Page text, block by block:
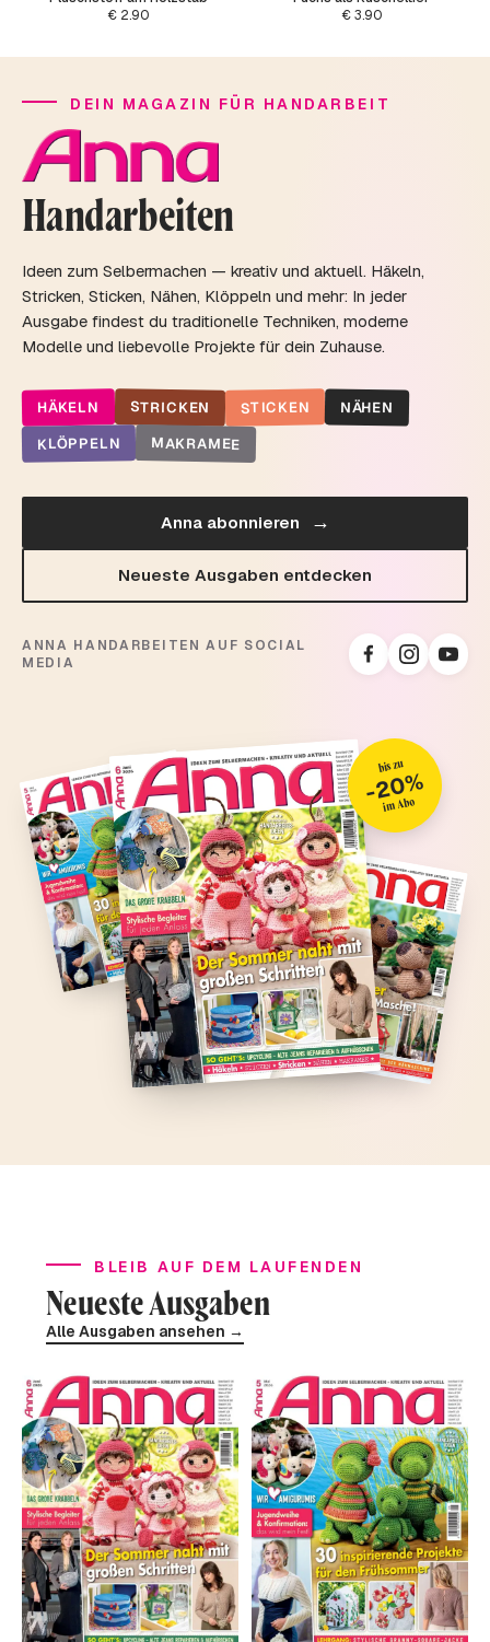
€ 2.90
€3.90
DEIN MAGAZIN FÜR HANDARBEIT
Handarbeiten
Ideen zum Selbermachen — kreativ und aktuell. Häkeln,
Stricken, Sticken, Nähen, Klöppeln und mehr: In jeder
Ausgabe findest du traditionelle Techniken, moderne
Modelle und liebevolle Projekte für dein Zuhause.
HÄKELN STRICKEN STICKEN NÄHEN
KLÖPPELN MAKRAMEE
Anna abonnieren →
Neueste Ausgaben entdecken
ANNA HANDARBEITEN AUF SOCIAL
MEDIA
bis zu
-20%
im Abo
BLEIB AUF DEM LAUFENDEN
Neueste Ausgaben
Alle Ausgaben ansehen →